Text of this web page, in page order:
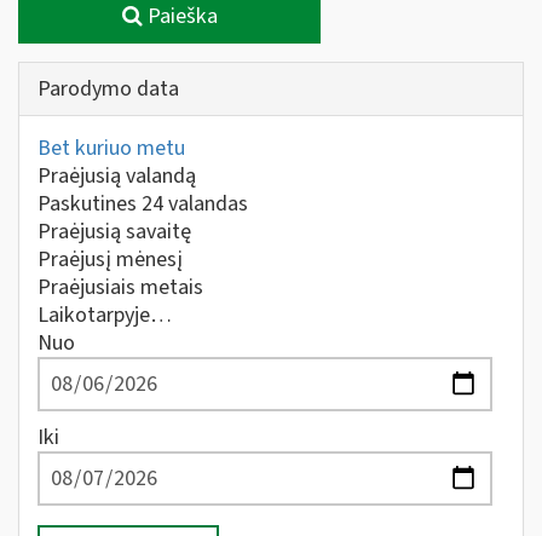
Paieška
Parodymo data
Bet kuriuo metu
Praėjusią valandą
Paskutines 24 valandas
Praėjusią savaitę
Praėjusį mėnesį
Praėjusiais metais
Laikotarpyje…
Nuo
Iki